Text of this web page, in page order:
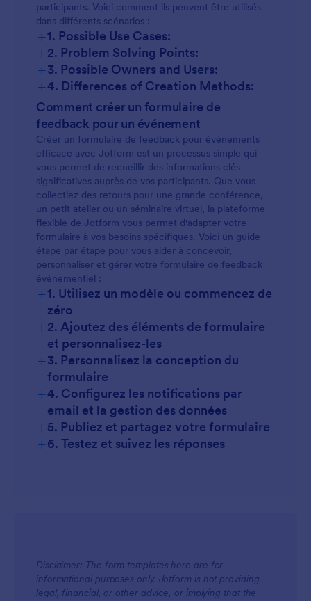
participants. Voici comment ils peuvent être utilisés
dans différents scénarios :
+1. Possible Use Cases:
+2. Problem Solving Points:
+3. Possible Owners and Users:
+4. Differences of Creation Methods:
Comment créer un formulaire de
feedback pour un événement
Créer un formulaire de feedback pour événements
efficace avec Jotform est un processus simple qui
vous permet de recueillir des informations clés
significatives auprès de vos participants. Que vous
collectiez des retours pour une grande conférence,
un petit atelier ou un séminaire virtuel, la plateforme
flexible de Jotform vous permet d'adapter votre
formulaire à vos besoins spécifiques. Voici un guide
étape par étape pour vous aider à concevoir,
personnaliser et gérer votre formulaire de feedback
événementiel :
+1. Utilisez un modèle ou commencez de
zéro
+2. Ajoutez des éléments de formulaire
et personnalisez-les
+3. Personnalisez la conception du
formulaire
+4. Configurez les notifications par
email et la gestion des données
+5. Publiez et partagez votre formulaire
+6. Testez et suivez les réponses
Disclaimer: The form templates here are for
informational purposes only. Jotform is not providing
legal, financial, or other advice, or implying that the